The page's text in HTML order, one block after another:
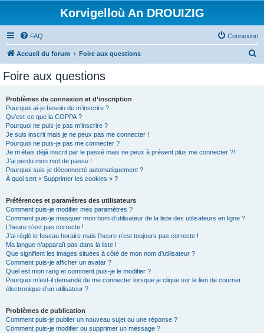
Korvigelloù An DROUIZIG
FAQ Connexion
Accueil du forum Foire aux questions
Foire aux questions
Problèmes de connexion et d’inscription
Pourquoi ai-je besoin de m’inscrire ?
Qu’est-ce que la COPPA ?
Pourquoi ne puis-je pas m’inscrire ?
Je suis inscrit mais je ne peux pas me connecter !
Pourquoi ne puis-je pas me connecter ?
Je m’étais déjà inscrit par le passé mais ne peux à présent plus me connecter ?!
J’ai perdu mon mot de passe !
Pourquoi suis-je déconnecté automatiquement ?
À quoi sert « Supprimer les cookies » ?
Préférences et paramètres des utilisateurs
Comment puis-je modifier mes paramètres ?
Comment puis-je masquer mon nom d’utilisateur de la liste des utilisateurs en ligne ?
L’heure n’est pas correcte !
J’ai réglé le fuseau horaire mais l’heure n’est toujours pas correcte !
Ma langue n’apparaît pas dans la liste !
Que signifient les images situées à côté de mon nom d’utilisateur ?
Comment puis-je afficher un avatar ?
Quel est mon rang et comment puis-je le modifier ?
Pourquoi m’est-il demandé de me connecter lorsque je clique sur le lien de courrier
électronique d’un utilisateur ?
Problèmes de publication
Comment puis-je publier un nouveau sujet ou une réponse ?
Comment puis-je modifier ou supprimer un message ?